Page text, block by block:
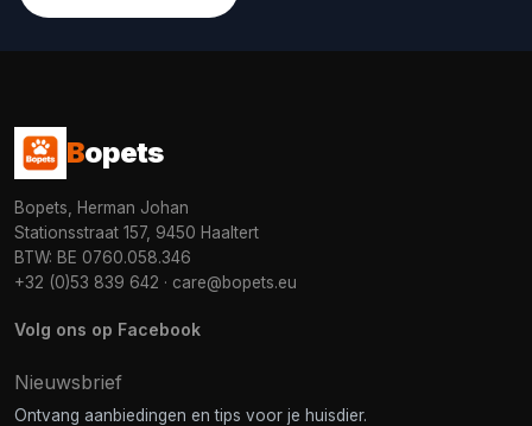
Bopets
Bopets, Herman Johan
Stationsstraat 157, 9450 Haaltert
BTW: BE 0760.058.346
+32 (0)53 839 642 · care@bopets.eu
Volg ons op Facebook
Nieuwsbrief
Ontvang aanbiedingen en tips voor je huisdier.